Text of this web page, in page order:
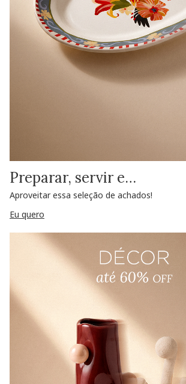
Preparar, servir e…
Aproveitar essa seleção de achados!
Eu quero